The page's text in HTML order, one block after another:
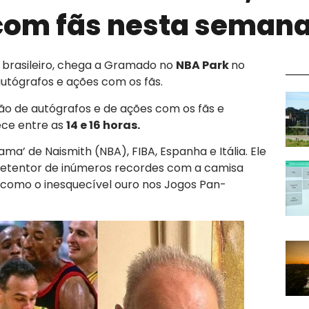
fãs nesta
brasileiro, chega a Gramado no NBA Parkno
e ações com os fãs.
de autógrafos e de ações com os fãs e
entre as 14 e 16 horas.
de Naismith (NBA), FIBA, Espanha e Itália. Ele
de inúmeros recordes com a camisa
o inesquecível ouro nos Jogos Pan-